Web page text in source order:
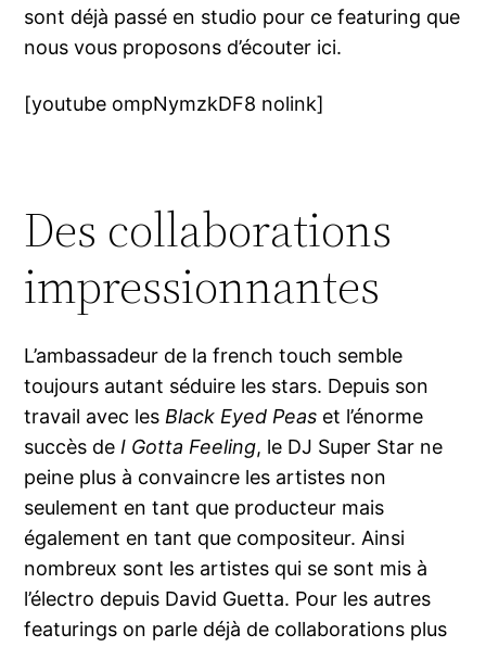
sont déjà passé en studio pour ce featuring que
nous vous proposons d’écouter ici.
[youtube ompNymzkDF8 nolink]
Des collaborations
impressionnantes
L’ambassadeur de la french touch semble
toujours autant séduire les stars. Depuis son
travail avec lesBlack Eyed Peas et l’énorme
succès de I Gotta Feeling, le DJ Super Star ne
peine plus à convaincre les artistes non
seulement en tant que producteur mais
également en tant que compositeur. Ainsi
nombreux sont les artistes qui se sont mis à
l’électro depuis David Guetta. Pour les autres
featurings on parle déjà de collaborations plus